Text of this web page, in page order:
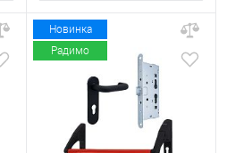
Новинка
Радимо